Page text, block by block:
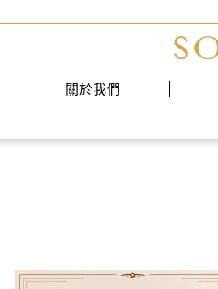
關於我們